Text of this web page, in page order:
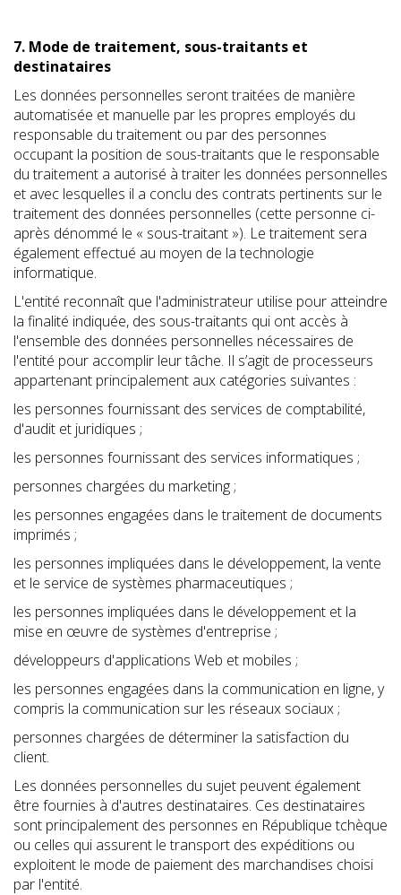
7. Mode de traitement, sous-traitants et
destinataires
Les données personnelles seront traitées de manière
automatisée et manuelle par les propres employés du
responsable du traitement ou par des personnes
occupant la position de sous-traitants que le responsable
du traitement a autorisé à traiter les données personnelles
et avec lesquelles il a conclu des contrats pertinents sur le
traitement des données personnelles (cette personne ci-
après dénommé le « sous-traitant »). Le traitement sera
également effectué au moyen de la technologie
informatique.
L'entité reconnaît que l'administrateur utilise pour atteindre
la finalité indiquée, des sous-traitants qui ont accès à
l'ensemble des données personnelles nécessaires de
l'entité pour accomplir leur tâche. Il s’agit de processeurs
appartenant principalement aux catégories suivantes :
les personnes fournissant des services de comptabilité,
d'audit et juridiques ;
les personnes fournissant des services informatiques ;
personnes chargées du marketing ;
les personnes engagées dans le traitement de documents
imprimés ;
les personnes impliquées dans le développement, la vente
et le service de systèmes pharmaceutiques ;
les personnes impliquées dans le développement et la
mise en œuvre de systèmes d'entreprise ;
développeurs d'applications Web et mobiles ;
les personnes engagées dans la communication en ligne, y
compris la communication sur les réseaux sociaux ;
personnes chargées de déterminer la satisfaction du
client.
Les données personnelles du sujet peuvent également
être fournies à d'autres destinataires. Ces destinataires
sont principalement des personnes en République tchèque
ou celles qui assurent le transport des expéditions ou
exploitent le mode de paiement des marchandises choisi
par l'entité.